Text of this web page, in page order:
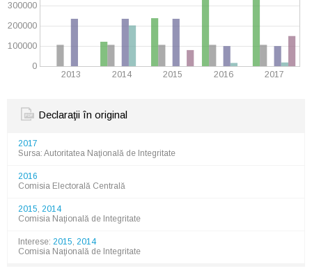
2013 2014 2015 2016 2017
0
100000
200000
300000
Declaraţii în original
2017
Sursa: Autoritatea Naţională de Integritate
2016
Comisia Electorală Centrală
2015, 2014
Comisia Naţională de Integritate
Interese: 2015, 2014
Comisia Naţională de Integritate